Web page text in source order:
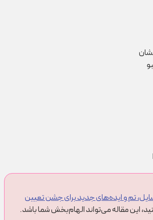
تم و ایده‌های جدید برای جشن تعیین
این مقاله می‌تواند الهام‌بخش شما باشد.